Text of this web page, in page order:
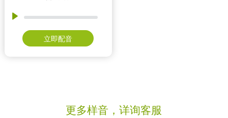
立即配音
更多样音，详询客服